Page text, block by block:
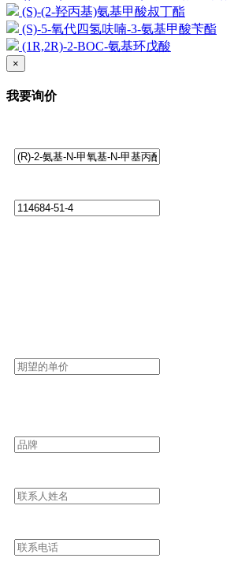
(S)-(2-羟丙基)氨基甲酸叔丁酯
(S)-5-氧代四氢呋喃-3-氨基甲酸苄酯
(1R,2R)-2-BOC-氨基环戊酸
×
我要询价